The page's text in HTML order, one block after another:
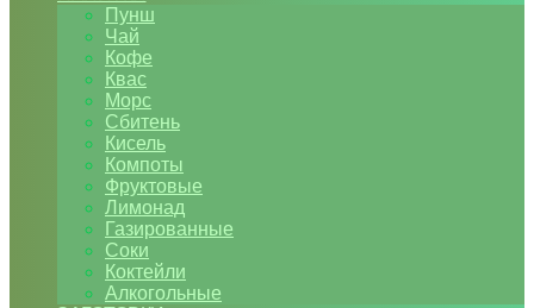
Пунш
Чай
Кофе
Квас
Морс
Сбитень
Кисель
Компоты
Фруктовые
Лимонад
Газированные
Соки
Коктейли
Алкогольные